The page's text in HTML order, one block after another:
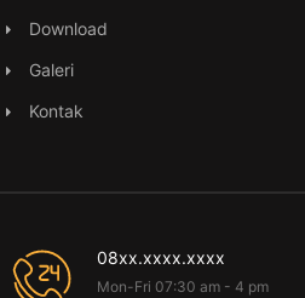
Download
Galeri
Kontak
08xx.xxxx.xxxx
Mon-Fri 07:30 am - 4 pm